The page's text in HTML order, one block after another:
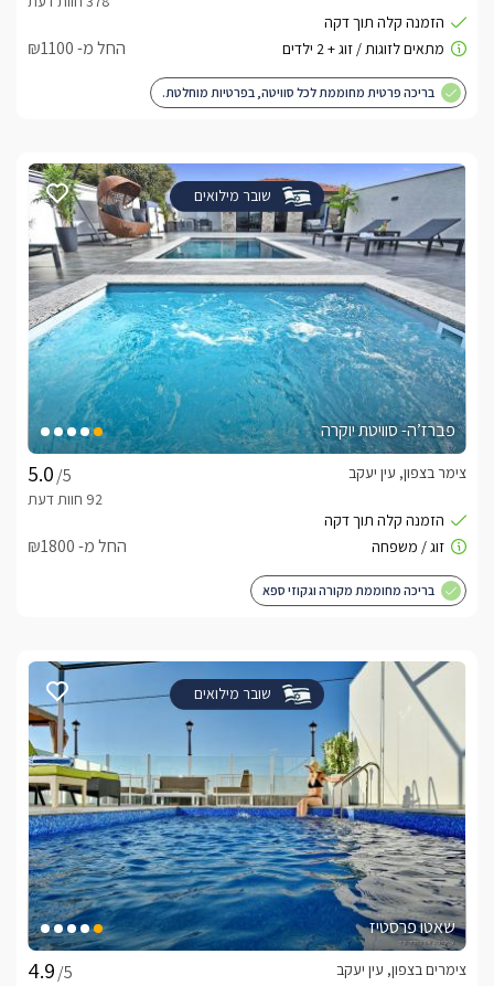
החל מ- ₪1100
בריכה פרטית מחוממת לכל סוויטה, בפרטיות מוחלטת.
שובר מילואים
פברז’ה- סוויטת יוקרה
/5
צימר בצפון, עין יעקב
החל מ- ₪1800
בריכה מחוממת מקורה וגקוזי ספא
שובר מילואים
שאטו פרסטיז
/5
צימרים בצפון, עין יעקב